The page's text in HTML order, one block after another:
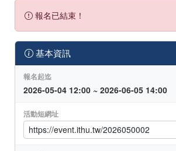
報名已結束！
基本資訊
報名起迄
2026-05-04 12:00 ~ 2026-06-05 14:00
活動短網址